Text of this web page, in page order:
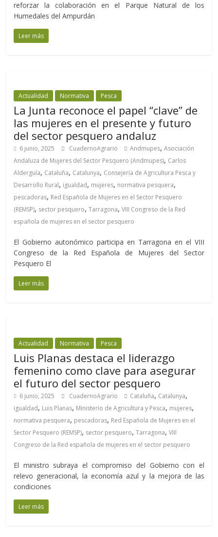
reforzar la colaboración en el Parque Natural de los
Humedales del Ampurdán
Leer más
Actualidad Normativa Pesca
La Junta reconoce el papel “clave” de
las mujeres en el presente y futuro
del sector pesquero andaluz
6 junio, 2025 CuadernoAgrario Andmupes,Asociación
Andaluza de Mujeres del Sector Pesquero (Andmupes), Carlos
Alderguía, Cataluña, Catalunya, Consejería de Agricultura Pesca y
Desarrollo Rural, igualdad, mujeres, normativa pesquera,
pescadoras, Red Española de Mujeres en el Sector Pesquero
(REMSP), sector pesquero,Tarragona,VIII Congreso de la Red
española de mujeres en el sector pesquero
El Gobierno autonómico participa en Tarragona en el VIII
Congreso de la Red Española de Mujeres del Sector
Pesquero El
Leer más
Actualidad Normativa Pesca
Luis Planas destaca el liderazgo
femenino como clave para asegurar
el futuro del sector pesquero
6 junio, 2025 CuadernoAgrario Cataluña, Catalunya,
igualdad, Luis Planas, Ministerio de Agricultura y Pesca, mujeres,
normativa pesquera, pescadoras, Red Española de Mujeres en el
Sector Pesquero (REMSP), sector pesquero,Tarragona,VIII
Congreso de la Red española de mujeres en el sector pesquero
El ministro subraya el compromiso del Gobierno con el
relevo generacional, la economía azul y la mejora de las
condiciones
Leer más